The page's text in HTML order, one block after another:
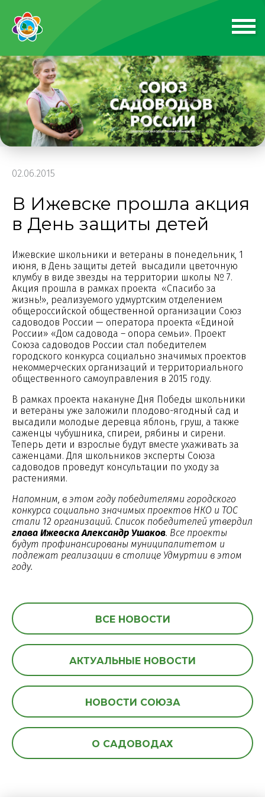
02.06.2015
В Ижевске прошла акция
в День защиты детей
Ижевские школьники и ветераны в понедельник, 1
июня, в День защиты детей высадили цветочную
клумбу в виде звезды на территории школы № 7.
Акция прошла в рамках проекта «Спасибо за
жизнь!», реализуемого удмуртским отделением
общероссийской общественной организации Союз
садоводов России — оператора проекта «Единой
России» «Дом садовода – опора семьи». Проект
Союза садоводов России стал победителем
городского конкурса социально значимых проектов
некоммерческих организаций и территориального
общественного самоуправления в 2015 году.
В рамках проекта накануне Дня Победы школьники
и ветераны уже заложили плодово-ягодный сад и
высадили молодые деревца яблонь, груш, а также
саженцы чубушника, спиреи, рябины и сирени.
Теперь дети и взрослые будут вместе ухаживать за
саженцами. Для школьников эксперты Союза
садоводов проведут консультации по уходу за
растениями.
Напомним, в этом году победителями городского
конкурса социально значимых проектов НКО и ТОС
стали 12 организаций. Список победителей утвердил
глава Ижевска Александр Ушаков. Все проекты
будут профинансированы муниципалитетом и
подлежат реализации в столице Удмуртии в этом
году.
ВСЕ НОВОСТИ
АКТУАЛЬНЫЕ НОВОСТИ
НОВОСТИ СОЮЗА
О САДОВОДАХ